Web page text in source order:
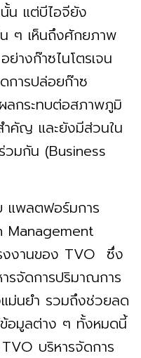
น แต่บีไอจียัง
ๆ เห็นถึงศักยภาพ
างก๊าซไนโตรเจน
ารปล่อยก๊าซ
ลกระทบต่อสภาพภูมิ
ำคัญ และยังมีส่วนใน
วมกัน (Business
แพลตฟอร์มการ
Management
งงานของ TVO ซึ่ง
รจัดการปริมาณการ
แม่นยำ รวมถึงช่วยลด
ห์ข้อมูลต่าง ๆ ทั้งหมดนี้
บริหารจัดการ